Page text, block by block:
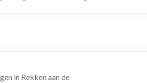
in Rekken aan de